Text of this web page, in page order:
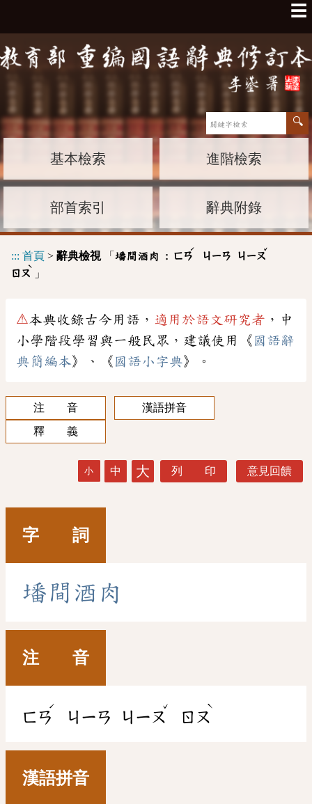
☰
基本檢索 進階檢索
部首索引 辭典附錄
::: 首頁 > 辭典檢視「 墦間酒肉 : ㄈㄢ
ˊ
ㄐㄧㄢ ㄐㄧㄡ
ˇ
ㄖㄡ
ˋ
」
⚠本典收錄古今用語， 適用於語文研究者 ，中
小學階段學習與一般民眾，建議使用《 國語辭
典簡編本》、《 國語小字典》。
注 音
漢語拼音
釋 義
小 中 大 列 印 意見回饋
字 詞
墦間 酒 肉
注 音
ㄈㄢ
ˊ
ㄐㄧㄢ ㄐㄧㄡ
ˇ
ㄖㄡ
ˋ
漢語拼音